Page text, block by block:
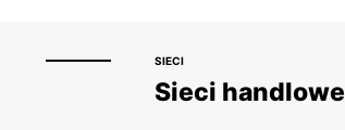
SIECI
Sieci handlowe